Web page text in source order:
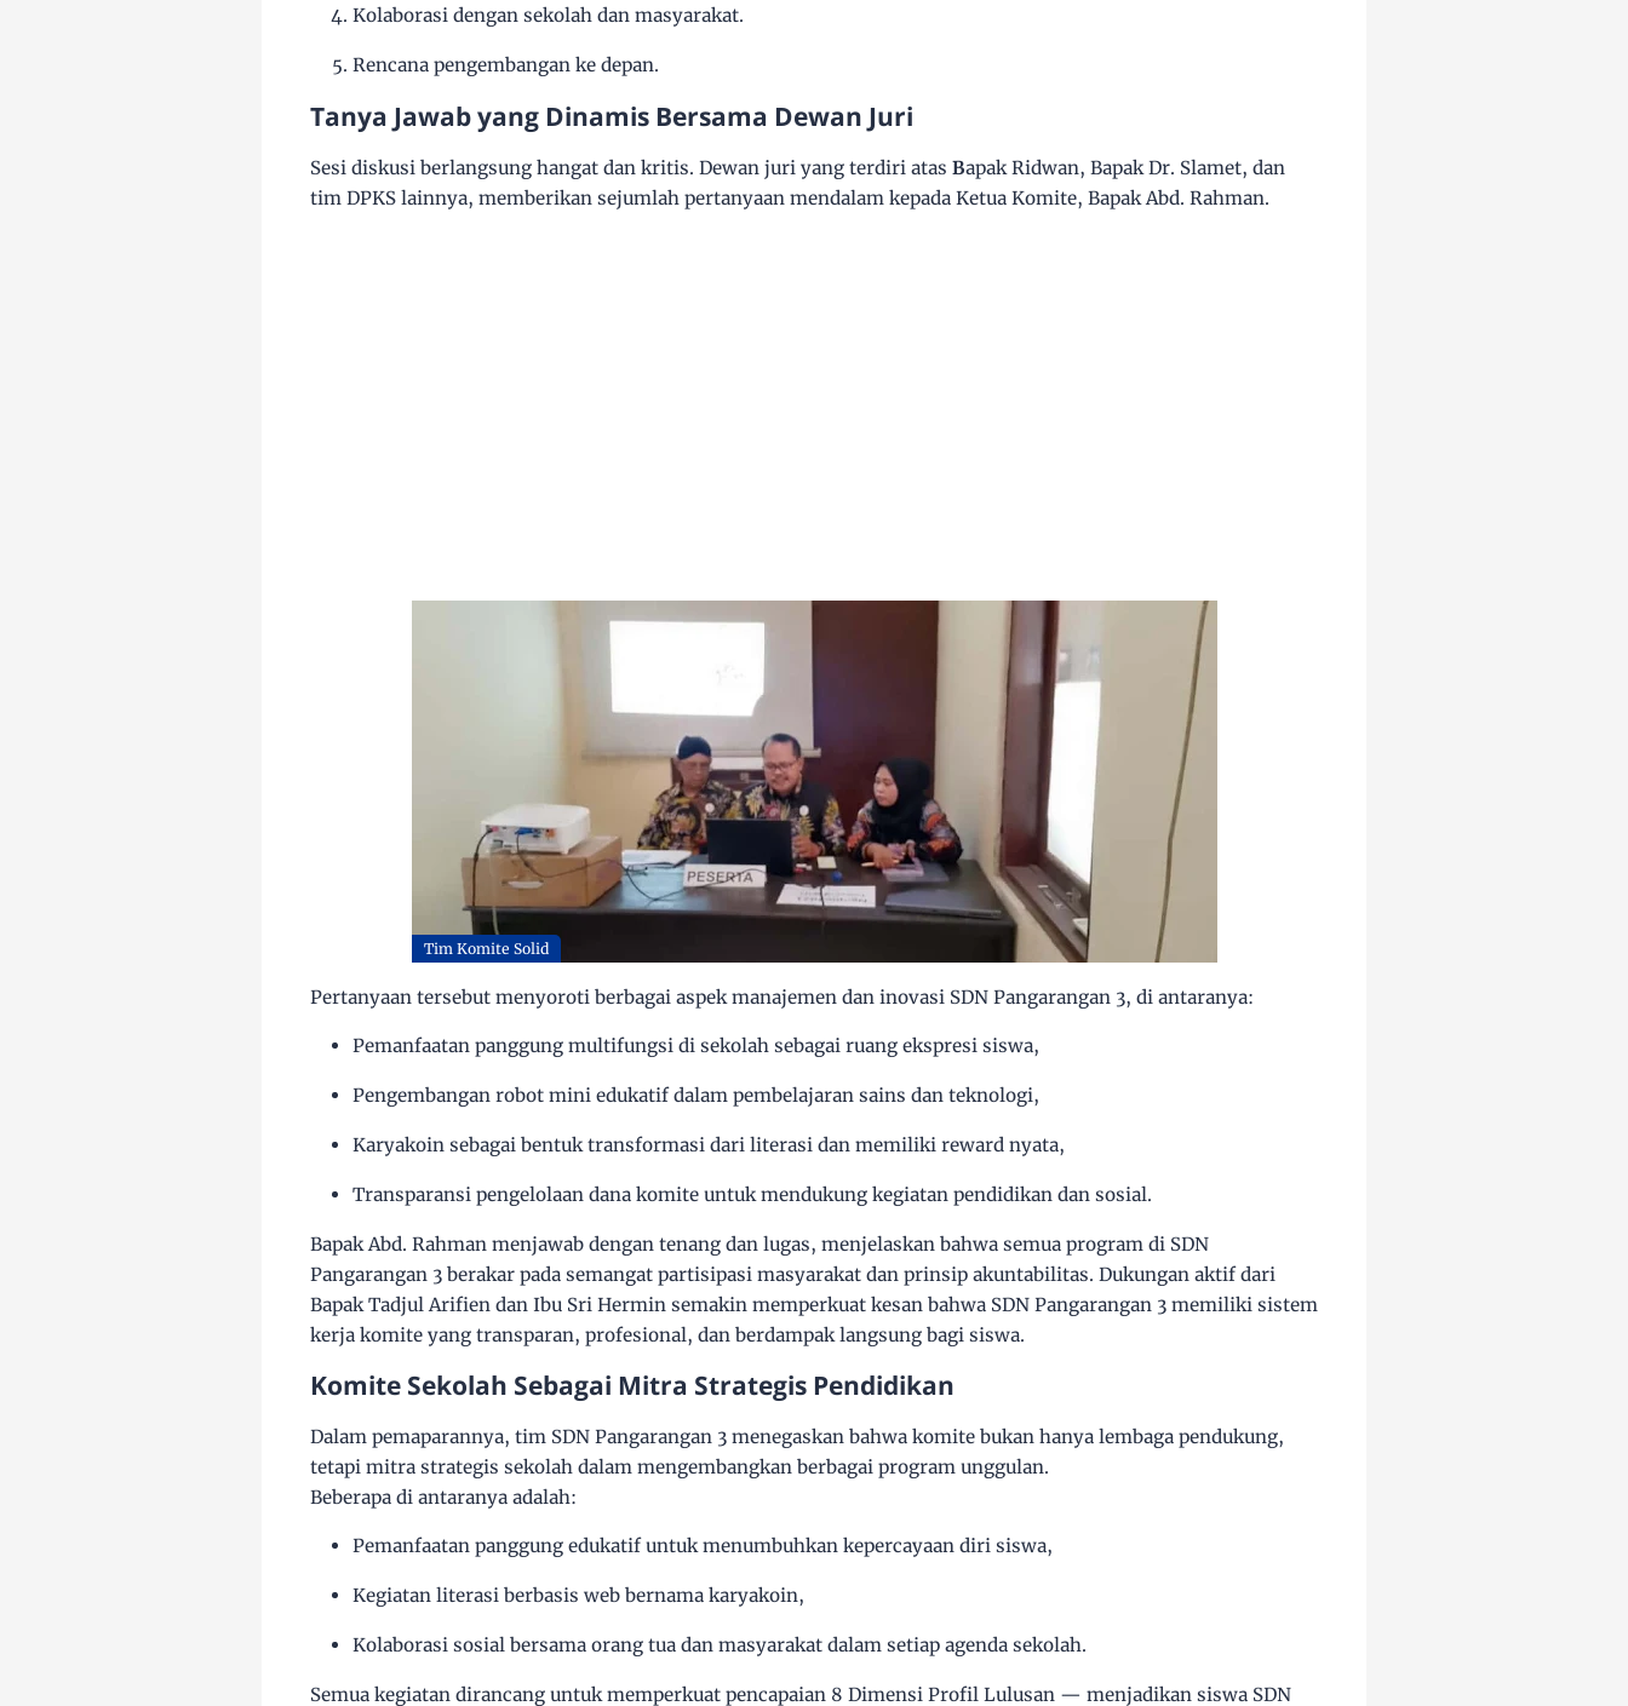
Kolaborasi dengan sekolah dan masyarakat.
Rencana pengembangan ke depan.
Tanya Jawab yang Dinamis Bersama Dewan Juri
Sesi diskusi berlangsung hangat dan kritis. Dewan juri yang terdiri atas Bapak Ridwan, Bapak Dr. Slamet, dan
tim DPKS lainnya, memberikan sejumlah pertanyaan mendalam kepada Ketua Komite, Bapak Abd. Rahman.
Tim Komite Solid
Pertanyaan tersebut menyoroti berbagai aspek manajemen dan inovasi SDN Pangarangan 3, di antaranya:
Pemanfaatan panggung multifungsi di sekolah sebagai ruang ekspresi siswa,
Pengembangan robot mini edukatifdalam pembelajaran sains dan teknologi,
Karyakoin sebagai bentuk transformasi dari literasi dan memiliki reward nyata,
Transparansi pengelolaan dana komite untuk mendukung kegiatan pendidikan dan sosial.
Bapak Abd. Rahman menjawab dengan tenang dan lugas, menjelaskan bahwa semua program di SDN
Pangarangan 3 berakar pada semangat partisipasi masyarakat dan prinsip akuntabilitas. Dukungan aktif dari
Bapak Tadjul Arifien dan Ibu Sri Hermin semakin memperkuat kesan bahwa SDN Pangarangan 3 memiliki sistem
kerja komite yang transparan, profesional, dan berdampak langsung bagi siswa.
Komite Sekolah Sebagai Mitra Strategis Pendidikan
Dalam pemaparannya, tim SDN Pangarangan 3 menegaskan bahwa komite bukan hanya lembaga pendukung,
tetapi mitra strategis sekolah dalam mengembangkan berbagai program unggulan.
Beberapa di antaranya adalah:
Pemanfaatan panggung edukatifuntuk menumbuhkan kepercayaan diri siswa,
Kegiatan literasi berbasis web bernama karyakoin,
Kolaborasi sosial bersama orang tua dan masyarakat dalam setiap agenda sekolah.
Semua kegiatan dirancang untuk memperkuat pencapaian 8 Dimensi Profil Lulusan — menjadikan siswa SDN